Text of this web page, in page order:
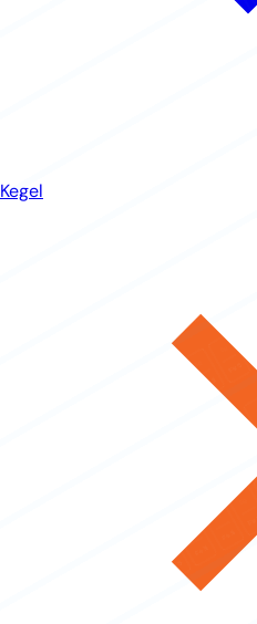
Kegel